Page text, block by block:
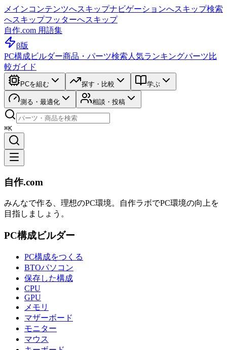
メインコンテンツへスキップナビゲーションへスキップ検索
へスキップフッターへスキップ
自作.com 用語集
β版
PC構成ビルダー商品・パーツ検索 人気ランキングパーツ比
較ガイド
PCを組む 探す・比較 学ぶ
測る・最適化 相談・投稿
⌘K
自作.com
みんなで作る、理想のPC環境。 自作ラボでPC環境の向上を
目指しましょう。
PC構成ビルダー
PC構成をつくる
BTOパソコン
保存した構成
CPU
GPU
メモリ
マザーボード
モニター
マウス